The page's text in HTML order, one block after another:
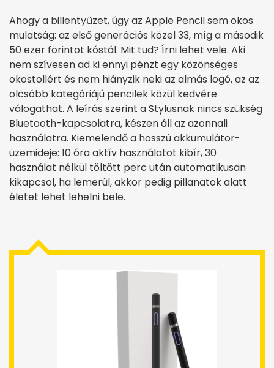
Ahogy a billentyűzet, úgy az Apple Pencil sem okos
mulatság: az első generációs közel 33, míg a második
50 ezer forintot kóstál. Mit tud? Írni lehet vele. Aki
nem szívesen ad ki ennyi pénzt egy közönséges
okostollért és nem hiányzik neki az almás logó, az az
olcsóbb kategóriájú pencilek közül kedvére
válogathat. A leírás szerint a Stylusnak nincs szükség
Bluetooth-kapcsolatra, készen áll az azonnali
használatra. Kiemelendő a hosszú akkumulátor-
üzemideje: 10 óra aktív használatot kibír, 30
használat nélkül töltött perc után automatikusan
kikapcsol, ha lemerül, akkor pedig pillanatok alatt
életet lehet lehelni bele.